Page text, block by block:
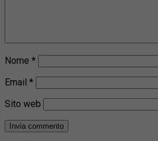
Nome *
Email *
Sito web